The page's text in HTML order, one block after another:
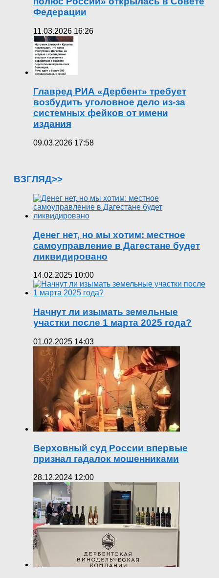
Федерации
11.03.2026 16:26
Главред РИА «Дербент» требует
возбудить уголовное дело из-за
системных фейков от имени
издания
09.03.2026 17:58
ВЗГЛЯД>>
Денег нет, но мы хотим: местное
самоуправление в Дагестане будет
ликвидировано
14.02.2025 10:00
Начнут ли изымать земельные
участки после 1 марта 2025 года?
01.02.2025 14:03
Верховный суд России впервые
признал гадалок мошенниками
28.12.2024 12:00